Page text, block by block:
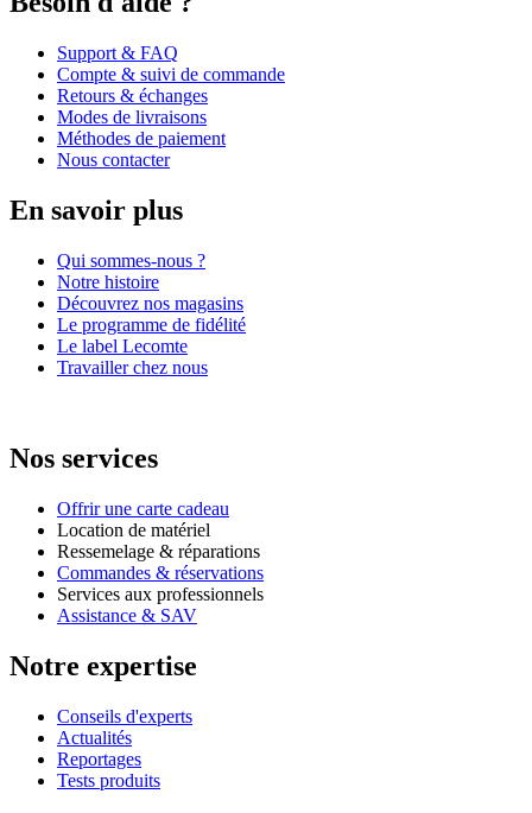
Support & FAQ
Compte & suivi de commande
Retours & échanges
Modes de livraisons
Méthodes de paiement
Nous contacter
En savoir plus
Qui sommes-nous ?
Notre histoire
Découvrez nos magasins
Le programme de fidélité
Le label Lecomte
Travailler chez nous
Nos services
Offrir une carte cadeau
Location de matériel
Ressemelage & réparations
Commandes & réservations
Services aux professionnels
Assistance & SAV
Notre expertise
Conseils d'experts
Actualités
Reportages
Tests produits